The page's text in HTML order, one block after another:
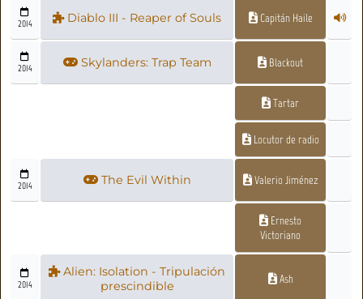
2014 Diablo III - Reaper of Souls Capitán Haile
2014 Skylanders: Trap Team Blackout
Tartar
Locutor de radio
2014 The Evil Within Valerio Jiménez
Ernesto
Victoriano
2014
Alien: Isolation - Tripulación
prescindible
Ash